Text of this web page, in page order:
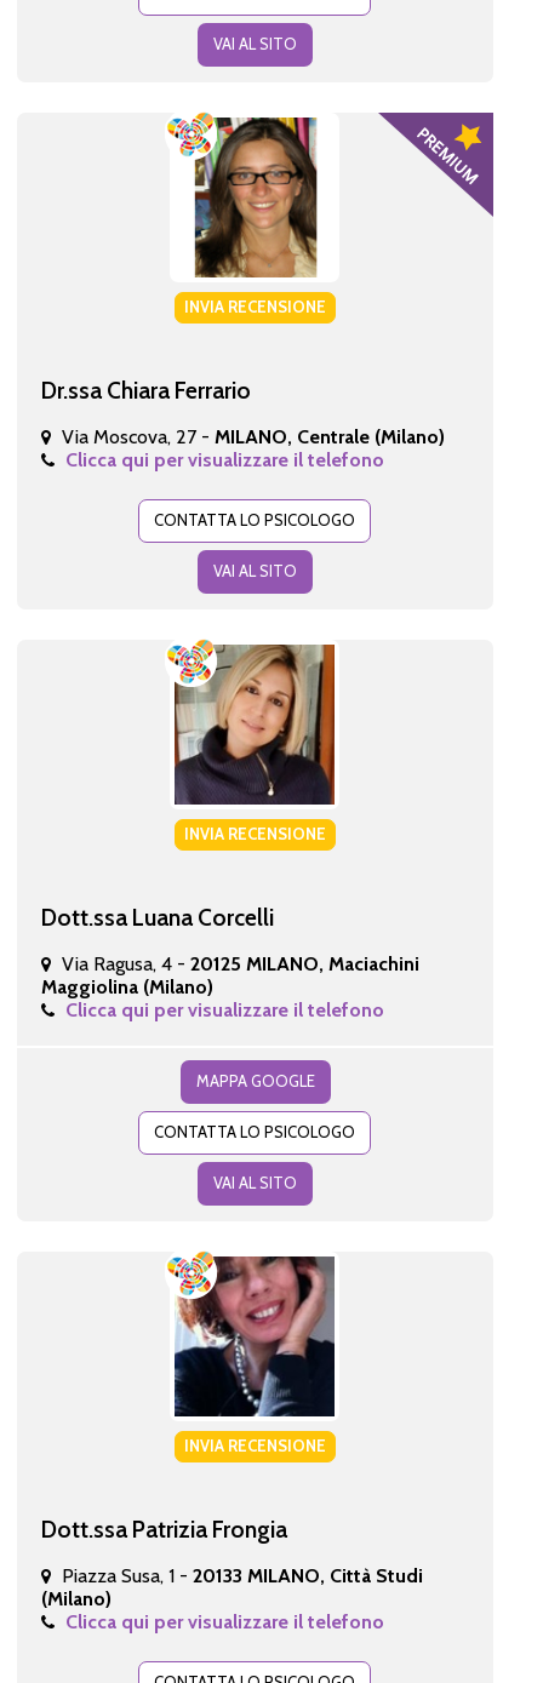
VAI AL SITO
INVIA RECENSIONE
Dr.ssa Chiara Ferrario
Via Moscova, 27 - MILANO, Centrale (Milano)
Clicca qui per visualizzare il telefono
CONTATTA LO PSICOLOGO
VAI AL SITO
INVIA RECENSIONE
Dott.ssa Luana Corcelli
Via Ragusa, 4 - 20125 MILANO, Maciachini
Maggiolina (Milano)
Clicca qui per visualizzare il telefono
MAPPA GOOGLE
CONTATTA LO PSICOLOGO
VAI AL SITO
INVIA RECENSIONE
Dott.ssa Patrizia Frongia
Piazza Susa, 1 - 20133 MILANO, Città Studi
(Milano)
Clicca qui per visualizzare il telefono